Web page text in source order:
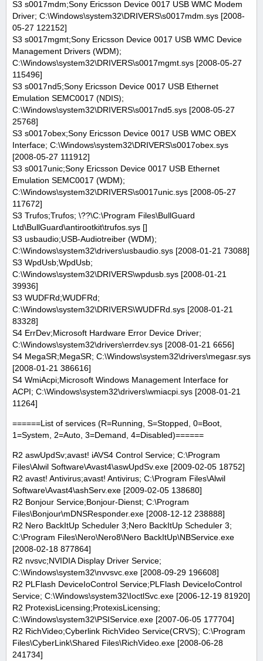
S3 s0017mdm;Sony Ericsson Device 0017 USB WMC Modem
Driver; C:\Windows\system32\DRIVERS\s0017mdm.sys [2008-
05-27 122152]
S3 s0017mgmt;Sony Ericsson Device 0017 USB WMC Device
Management Drivers (WDM);
C:\Windows\system32\DRIVERS\s0017mgmt.sys [2008-05-27
115496]
S3 s0017nd5;Sony Ericsson Device 0017 USB Ethernet
Emulation SEMC0017 (NDIS);
C:\Windows\system32\DRIVERS\s0017nd5.sys [2008-05-27
25768]
S3 s0017obex;Sony Ericsson Device 0017 USB WMC OBEX
Interface; C:\Windows\system32\DRIVERS\s0017obex.sys
[2008-05-27 111912]
S3 s0017unic;Sony Ericsson Device 0017 USB Ethernet
Emulation SEMC0017 (WDM);
C:\Windows\system32\DRIVERS\s0017unic.sys [2008-05-27
117672]
S3 Trufos;Trufos; \??\C:\Program Files\BullGuard
Ltd\BullGuard\antirootkit\trufos.sys []
S3 usbaudio;USB-Audiotreiber (WDM);
C:\Windows\system32\drivers\usbaudio.sys [2008-01-21 73088]
S3 WpdUsb;WpdUsb;
C:\Windows\system32\DRIVERS\wpdusb.sys [2008-01-21
39936]
S3 WUDFRd;WUDFRd;
C:\Windows\system32\DRIVERS\WUDFRd.sys [2008-01-21
83328]
S4 ErrDev;Microsoft Hardware Error Device Driver;
C:\Windows\system32\drivers\errdev.sys [2008-01-21 6656]
S4 MegaSR;MegaSR; C:\Windows\system32\drivers\megasr.sys
[2008-01-21 386616]
S4 WmiAcpi;Microsoft Windows Management Interface for
ACPI; C:\Windows\system32\drivers\wmiacpi.sys [2008-01-21
11264]
======List of services (R=Running, S=Stopped, 0=Boot,
1=System, 2=Auto, 3=Demand, 4=Disabled)======
R2 aswUpdSv;avast! iAVS4 Control Service; C:\Program
Files\Alwil Software\Avast4\aswUpdSv.exe [2009-02-05 18752]
R2 avast! Antivirus;avast! Antivirus; C:\Program Files\Alwil
Software\Avast4\ashServ.exe [2009-02-05 138680]
R2 Bonjour Service;Bonjour-Dienst; C:\Program
Files\Bonjour\mDNSResponder.exe [2008-12-12 238888]
R2 Nero BackItUp Scheduler 3;Nero BackItUp Scheduler 3;
C:\Program Files\Nero\Nero8\Nero BackItUp\NBService.exe
[2008-02-18 877864]
R2 nvsvc;NVIDIA Display Driver Service;
C:\Windows\system32\nvvsvc.exe [2008-09-29 196608]
R2 PLFlash DeviceIoControl Service;PLFlash DeviceIoControl
Service; C:\Windows\system32\IoctlSvc.exe [2006-12-19 81920]
R2 ProtexisLicensing;ProtexisLicensing;
C:\Windows\system32\PSIService.exe [2007-06-05 177704]
R2 RichVideo;Cyberlink RichVideo Service(CRVS); C:\Program
Files\CyberLink\Shared Files\RichVideo.exe [2008-06-28
241734]